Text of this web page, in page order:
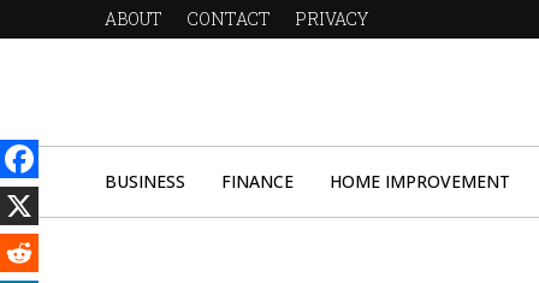
ABOUT CONTACT PRIVACY
BUSINESS FINANCE HOME IMPROVEMENT